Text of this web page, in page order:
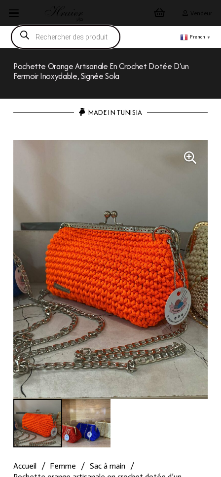
Vendeur
Recherche
de
produits
French ▼
Pochette Orange Artisanale En Crochet Dotée D’un
Fermoir Inoxydable, Signée Sola
MADE IN TUNISIA
Accueil / Femme / Sac à main /